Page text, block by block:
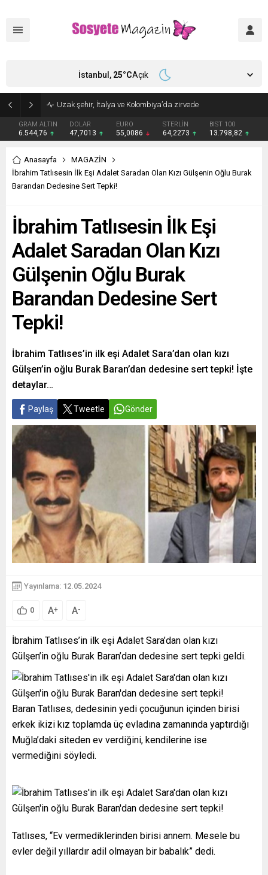
Uzak şehir, İtalya ve Kolombiya’da zirvede
GRAM ALTIN
6.544,76
DOLAR
47,7013
EURO
55,0086
STERLİN
64,2273
BIST 100
13.798,82
İstanbul, 25°CAçık
Anasayfa
MAGAZİN
İbrahim Tatlısesin İlk Eşi Adalet Saradan Olan Kızı Gülşenin Oğlu Burak
Barandan Dedesine Sert Tepki!
İbrahim Tatlısesin İlk Eşi
Adalet Saradan Olan Kızı
Gülşenin Oğlu Burak
Barandan Dedesine Sert
Tepki!
İbrahim Tatlıses’in ilk eşi Adalet Sara’dan olan kızı
Gülşen’in oğlu Burak Baran’dan dedesine sert tepki! İşte
detaylar…
Paylaş Tweetle Gönder
Yayınlama: 12.05.2024
0 A+ A-
İbrahim Tatlıses’in ilk eşi Adalet Sara’dan olan kızı
Gülşen’in oğlu Burak Baran’dan dedesine sert tepki geldi.
Baran Tatlıses, dedesinin yedi çocuğunun içinden birisi
erkek ikizi kız toplamda üç evladına zamanında yaptırdığı
Muğla’daki siteden ev verdiğini, kendilerine ise
vermediğini söyledi.
Tatlıses, “Ev vermediklerinden birisi annem. Mesele bu
evler değil yıllardır adil olmayan bir babalık” dedi.